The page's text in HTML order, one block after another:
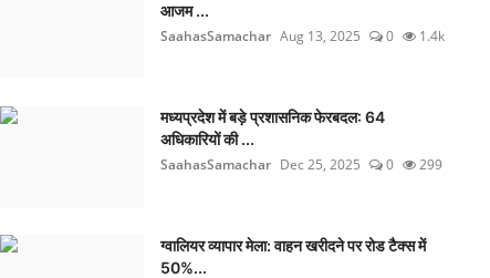
आजम ...
SaahasSamachar Aug 13, 2025 0 1.4k
मध्यप्रदेश में बड़े प्रशासनिक फेरबदल: 64
अधिकारियों की ...
SaahasSamachar Dec 25, 2025 0 299
ग्वालियर व्यापार मेला: वाहन खरीदने पर रोड टैक्स में
50%...